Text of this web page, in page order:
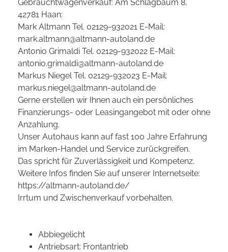
Gebrauchtwagenverkauf: Am Schlagbaum 8,
42781 Haan:
Mark Altmann Tel. 02129-932021 E-Mail:
mark.altmann@altmann-autoland.de
Antonio Grimaldi Tel. 02129-932022 E-Mail:
antonio.grimaldi@altmann-autoland.de
Markus Niegel Tel. 02129-932023 E-Mail:
markus.niegel@altmann-autoland.de
Gerne erstellen wir Ihnen auch ein persönliches
Finanzierungs- oder Leasingangebot mit oder ohne
Anzahlung.
Unser Autohaus kann auf fast 100 Jahre Erfahrung
im Marken-Handel und Service zurückgreifen.
Das spricht für Zuverlässigkeit und Kompetenz.
Weitere Infos finden Sie auf unserer Internetseite:
https://altmann-autoland.de/
Irrtum und Zwischenverkauf vorbehalten.
Abbiegelicht
Antriebsart: Frontantrieb